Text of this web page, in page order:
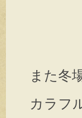
また冬
カラフ